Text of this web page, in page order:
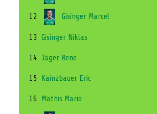
12 Gisinger Marcel
13 Gisinger Niklas
14 Jäger Rene
15 Kainzbauer Eric
16 Mathis Mario